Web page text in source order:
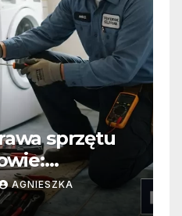
sprzętu
Poznaniu
AGNIESZKA